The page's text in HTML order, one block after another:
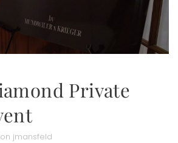
Private
jmansfeld